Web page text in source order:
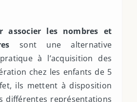
associer les nombres et
sont une alternative
à l’acquisition des
chez les enfants de 5
ils mettent à disposition
différentes représentations